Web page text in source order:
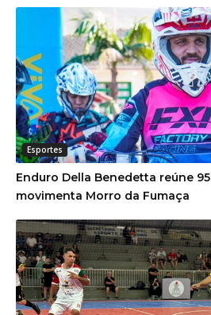
Esportes
Enduro Della Benedetta reúne
movimenta Morro da Fumaça